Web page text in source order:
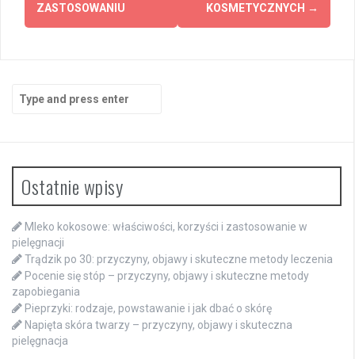
ZASTOSOWANIU
KOSMETYCZNYCH →
Search
for:
Ostatnie wpisy
Mleko kokosowe: właściwości, korzyści i zastosowanie w
pielęgnacji
Trądzik po 30: przyczyny, objawy i skuteczne metody leczenia
Pocenie się stóp – przyczyny, objawy i skuteczne metody
zapobiegania
Pieprzyki: rodzaje, powstawanie i jak dbać o skórę
Napięta skóra twarzy – przyczyny, objawy i skuteczna
pielęgnacja